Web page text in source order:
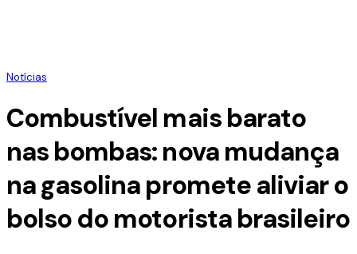
Notícias
Combustível mais barato
nas bombas: nova mudança
na gasolina promete aliviar o
bolso do motorista brasileiro